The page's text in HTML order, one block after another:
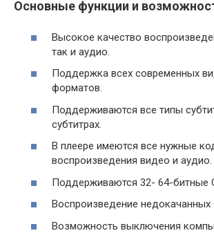
Основные функции и
Высокое качество
так и аудио.
Поддержка всех современных
форматов.
Поддерживаются все типы
субтитрах.
В плеере имеются все нужные
воспроизведения видео и аудио.
Поддерживаются 32- 64-битные
Воспроизведение
Возможность выключения